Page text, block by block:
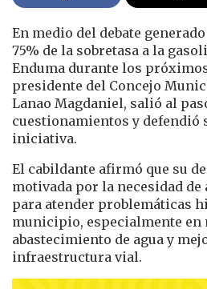
En medio del debate
75% de la sobretasa a la
Enduma durante los
presidente del Concejo
Lanao Magdaniel, salió al
cuestionamientos y defendió
iniciativa.
El cabildante afirmó que su
motivada por la necesidad
para atender problemáticas
municipio, especialmente en
abastecimiento de agua y
infraestructura vial.